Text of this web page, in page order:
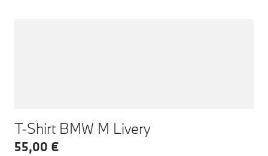
T-Shirt BMW M Livery
55,00 €